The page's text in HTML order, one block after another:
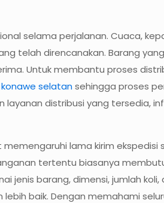
selama perjalanan. Cuaca,
telah direncanakan. Barang
Untuk membantu proses
selatansehingga proses
layanan distribusi yang tersedia,
lama kirim
tertentu biasanya
jenis barang, dimensi, jumlah
baik. Dengan memahami